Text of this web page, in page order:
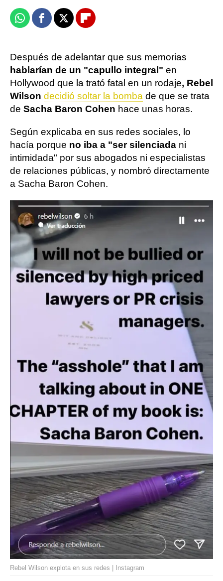
WhatsappFacebook
X Flipboard
Después de adelantar que sus memorias
hablarían de un "capullo integral" en
Hollywood que la trató fatal en un rodaje, Rebel
Wilson decidió soltar la bomba de que se trata
de Sacha Baron Cohen hace unas horas.
Según explicaba en sus redes sociales, lo
hacía porque no iba a "ser silenciada ni
intimidada" por sus abogados ni especialistas
de relaciones públicas, y nombró directamente
a Sacha Baron Cohen.
Rebel Wilson explota en sus redes | Instagram